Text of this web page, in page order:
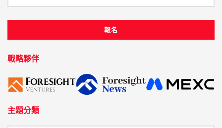
戰略夥伴
主題分類